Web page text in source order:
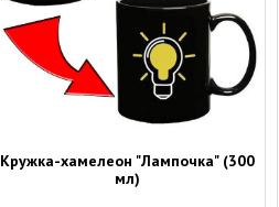
Кружка-хамелеон "Лампочка" (300
мл)